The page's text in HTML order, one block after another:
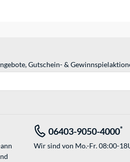
Gutschein- &
06403-9050-4000*
Wir sind von Mo.-Fr. 08:00-